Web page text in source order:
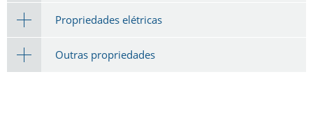
Propriedades elétricas
Outras propriedades